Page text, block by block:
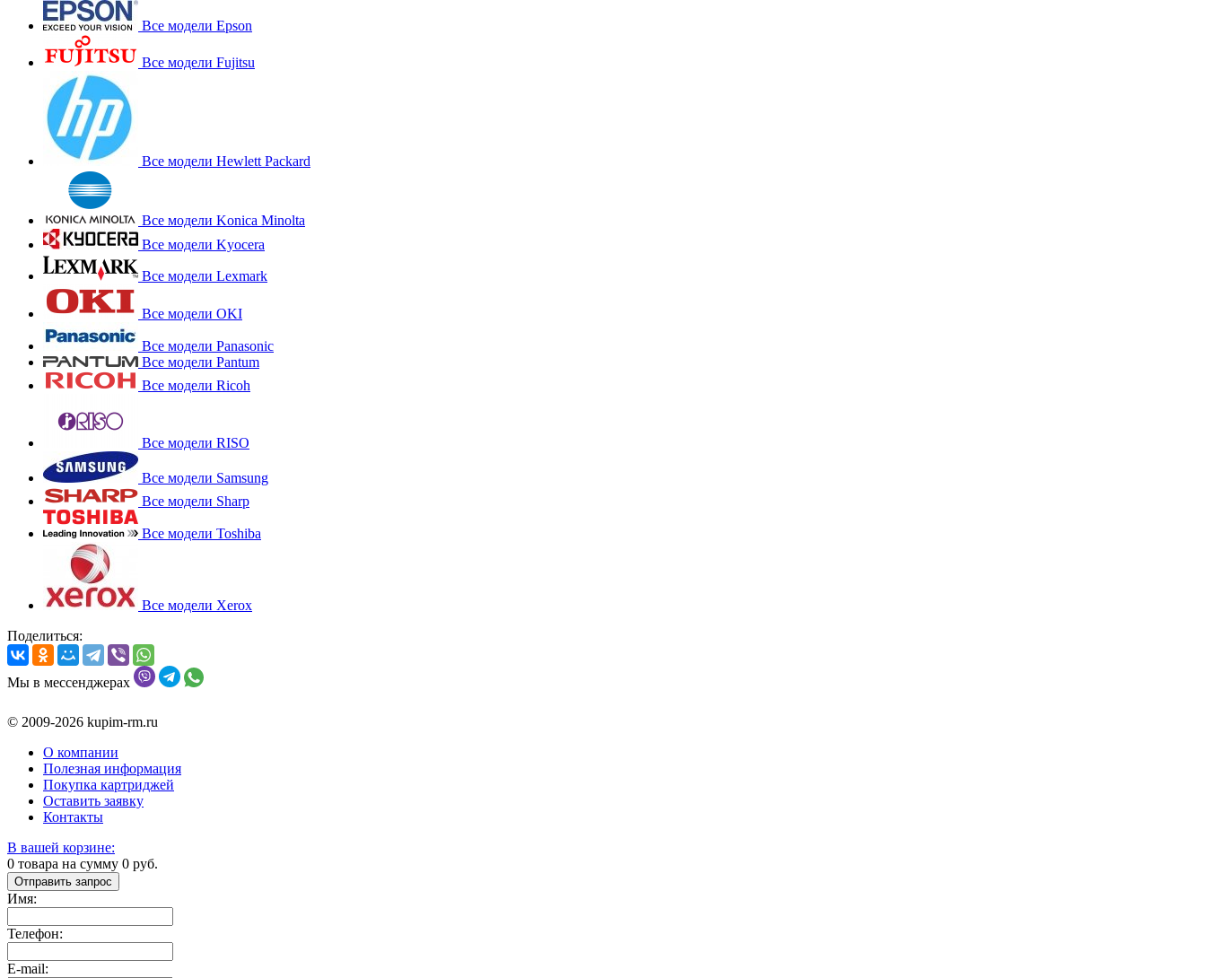
Все модели Epson
Все модели Fujitsu
Все модели Hewlett Packard
Все модели Konica Minolta
Все модели Kyocera
Все модели Lexmark
Все модели OKI
Все модели Panasonic
Все модели Pantum
Все модели Ricoh
Все модели RISO
Все модели Samsung
Все модели Sharp
Все модели Toshiba
Все модели Xerox
Поделиться:
Мы в мессенджерах
© 2009-2026 kupim-rm.ru
О компании
Полезная информация
Покупка картриджей
Оставить заявку
Контакты
В вашей корзине:
0 товара на сумму 0 руб.
Отправить запрос
Имя:
Телефон:
E-mail: